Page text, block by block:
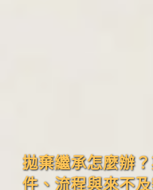
拋棄繼承怎麼辦
件、流程與來不